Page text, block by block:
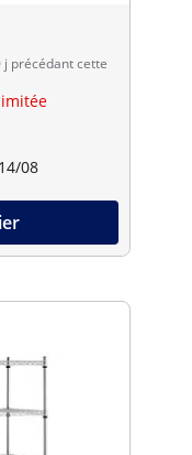
j précédant cette
08